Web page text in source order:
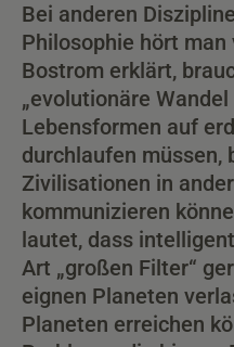
Bei anderen
Philosophie hört
Bostrom erklärt,
„evolutionäre
Lebensformen auf
durchlaufen müssen,
Zivilisationen in
kommunizieren
lautet, dass
Art „großen Filter“
eignen Planeten
Planeten erreichen